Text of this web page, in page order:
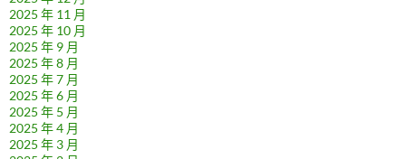
2025 年 11 月
2025 年 10 月
2025 年 9 月
2025 年 8 月
2025 年 7 月
2025 年 6 月
2025 年 5 月
2025 年 4 月
2025 年 3 月